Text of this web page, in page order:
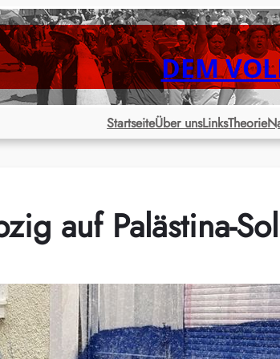
DEM
StartseiteÜber unsLinksTheorie
auf Palästina-